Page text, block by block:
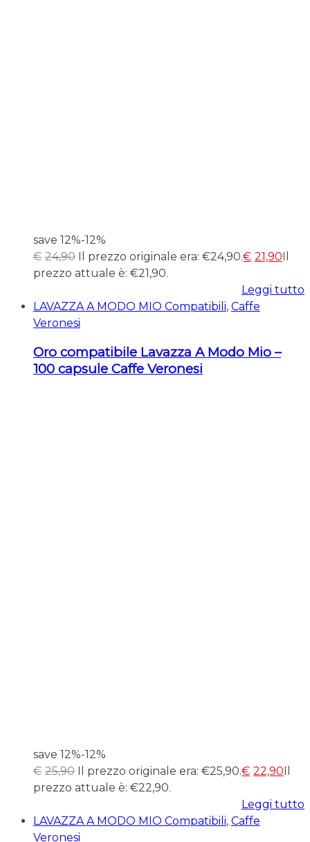
save 12%-12%
€ 24,90 Il prezzo originale era: €24,90.€ 21,90Il
prezzo attuale è: €21,90.
Leggi tutto
LAVAZZA A MODO MIO Compatibili, Caffe
Veronesi
Oro compatibile Lavazza A Modo Mio –
100 capsule Caffe Veronesi
save 12%-12%
€ 25,90 Il prezzo originale era: €25,90.€ 22,90
prezzo attuale è: €22,90.
Leggi tutto
LAVAZZA A MODO MIO Compatibili, Caffe
Veronesi